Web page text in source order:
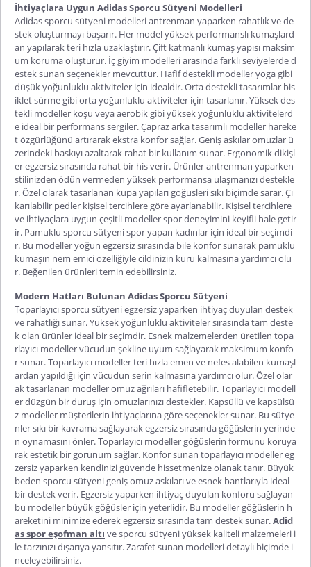
İhtiyaçlara Uygun Adidas Sporcu Sütyeni Modelleri
Adidas sporcu sütyeni modelleriantrenman yaparken rahatlık ve de
stek oluşturmayı başarır. Her model yüksek performanslı kumaşlard
an yapılarak teri hızla uzaklaştırır. Çift katmanlı kumaş yapısı maksim
um koruma oluşturur. İç giyim modelleri arasında farklı seviyelerde d
estek sunan seçenekler mevcuttur. Hafif destekli modeller yoga gibi
düşük yoğunluklu aktiviteler için idealdir. Orta destekli tasarımlar bis
iklet sürme gibi orta yoğunluklu aktiviteler için tasarlanır. Yüksek des
tekli modeller koşu veya aerobik gibi yüksek yoğunluklu aktivitelerd
e ideal bir performans sergiler. Çapraz arka tasarımlı modeller hareke
t özgürlüğünü artırarak ekstra konfor sağlar. Geniş askılar omuzlar ü
zerindeki baskıyı azaltarak rahat bir kullanım sunar. Ergonomik dikişl
er egzersiz sırasında rahat bir his verir. Ürünler antrenman yaparken
stilinizden ödün vermeden yüksek performansa ulaşmanızı destekle
r. Özel olarak tasarlanan kupa yapıları göğüsleri sıkı biçimde sarar. Çı
karılabilir pedler kişisel tercihlere göre ayarlanabilir. Kişisel tercihlere
ve ihtiyaçlara uygun çeşitli modeller spor deneyimini keyifli hale getir
ir. Pamuklu sporcu sütyenispor yapan kadınlar için ideal bir seçimdi
r. Bu modeller yoğun egzersiz sırasında bile konfor sunarak pamuklu
kumaşın nem emici özelliğiyle cildinizin kuru kalmasına yardımcı olu
r. Beğenilen ürünleri temin edebilirsiniz.
Modern Hatları Bulunan Adidas Sporcu Sütyeni
Toparlayıcı sporcu sütyeniegzersiz yaparken ihtiyaç duyulan destek
ve rahatlığı sunar. Yüksek yoğunluklu aktiviteler sırasında tam deste
k olan ürünler ideal bir seçimdir. Esnek malzemelerden üretilen topa
rlayıcı modeller vücudun şekline uyum sağlayarak maksimum konfo
r sunar. Toparlayıcı modeller teri hızla emen ve nefes alabilen kumaşl
ardan yapıldığı için vücudun serin kalmasına yardımcı olur. Özel olar
ak tasarlanan modeller omuz ağrıları hafifletebilir. Toparlayıcı modell
er düzgün bir duruş için omuzlarınızı destekler. Kapsüllü ve kapsülsü
z modeller müşterilerin ihtiyaçlarına göre seçenekler sunar. Bu sütye
nler sıkı bir kavrama sağlayarak egzersiz sırasında göğüslerin yerinde
n oynamasını önler. Toparlayıcı modeller göğüslerin formunu koruya
rak estetik bir görünüm sağlar. Konfor sunan toparlayıcı modeller eg
zersiz yaparken kendinizi güvende hissetmenize olanak tanır. Büyük
beden sporcu sütyeni geniş omuz askıları ve esnek bantlarıyla ideal
bir destek verir. Egzersiz yaparken ihtiyaç duyulan konforu sağlayan
bu modeller büyük göğüsler için yeterlidir. Bu modeller göğüslerin h
areketini minimize ederek egzersiz sırasında tam destek sunar.Adid
as spor eşofman altı ve sporcu sütyeni yüksek kaliteli malzemeleri i
le tarzınızı dışarıya yansıtır. Zarafet sunan modelleri detaylı biçimde i
nceleyebilirsiniz.